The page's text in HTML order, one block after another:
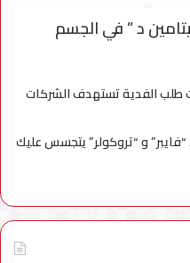
و “تروكولر” يتجسس عليك